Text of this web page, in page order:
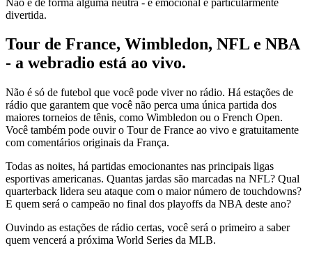
divertida.
Tour de France, Wimbledon, NFL e NBA
- a webradio está ao vivo.
Não é só de futebol que você pode viver no rádio. Há estações de
rádio que garantem que você não perca uma única partida dos
maiores torneios de tênis, como Wimbledon ou o French Open.
Você também pode ouvir o Tour de France ao vivo e gratuitamente
com comentários originais da França.
Todas as noites, há partidas emocionantes nas principais ligas
esportivas americanas. Quantas jardas são marcadas na NFL? Qual
quarterback lidera seu ataque com o maior número de touchdowns?
E quem será o campeão no final dos playoffs da NBA deste ano?
Ouvindo as estações de rádio certas, você será o primeiro a saber
quem vencerá a próxima World Series da MLB.